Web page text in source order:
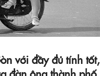
với đầy đủ tính tốt,